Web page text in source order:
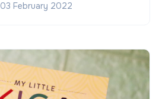
03 February 2022